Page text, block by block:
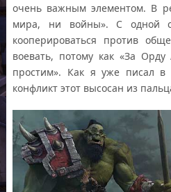
очень важным элементом. В
мира, ни войны». С одной
кооперироваться против
воевать, потому как «За
простим». Как я уже писал в
конфликт этот высосан из